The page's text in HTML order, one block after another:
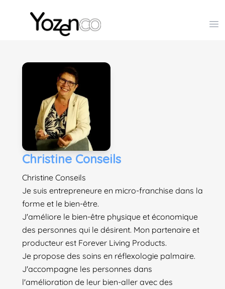
Yozenco - Organisateur de Salons, Evénements et
Christine Conseils
Christine Conseils
Je suis entrepreneure en micro-franchise dans la
forme et le bien-être.
J'améliore le bien-être physique et économique
des personnes qui le désirent. Mon partenaire et
producteur est Forever Living Products.
Je propose des soins en réflexologie palmaire.
J'accompagne les personnes dans
l'amélioration de leur bien-aller avec des